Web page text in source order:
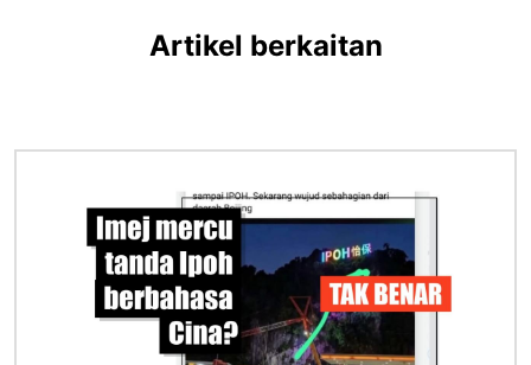
Artikel berkaitan